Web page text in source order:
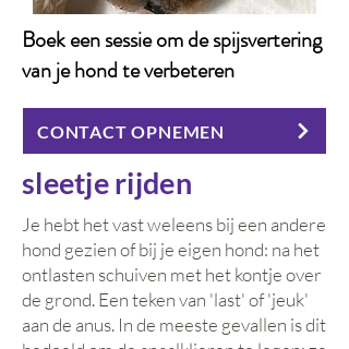
Boek een sessie om de spijsvertering
van je hond te verbeteren
CONTACT OPNEMEN
sleetje rijden
Je hebt het vast weleens bij een andere
hond gezien of bij je eigen hond: na het
ontlasten schuiven met het kontje over
de grond. Een teken van 'last' of 'jeuk'
aan de anus. In de meeste gevallen is dit